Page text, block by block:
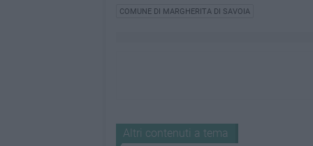
COMUNE DI MARGHERITA DI SAVOIA
Altri contenuti a tema